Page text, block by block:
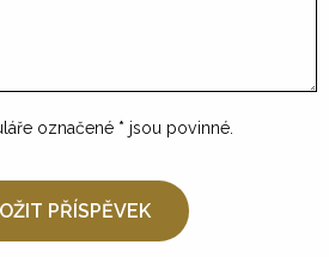
označené * jsou povinné.